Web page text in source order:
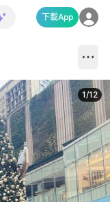
下載App
1/12